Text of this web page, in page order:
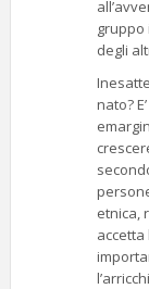
degli
nato?
etnica,